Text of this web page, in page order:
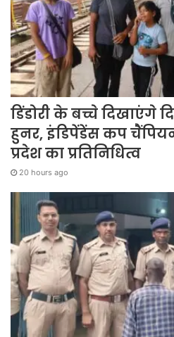
डिंडोरी के बच्चे दिखाएंगे
हुनर, इंडिपेंडेंस कप
प्रदेश का प्रतिनिधित्व
20 hours ago